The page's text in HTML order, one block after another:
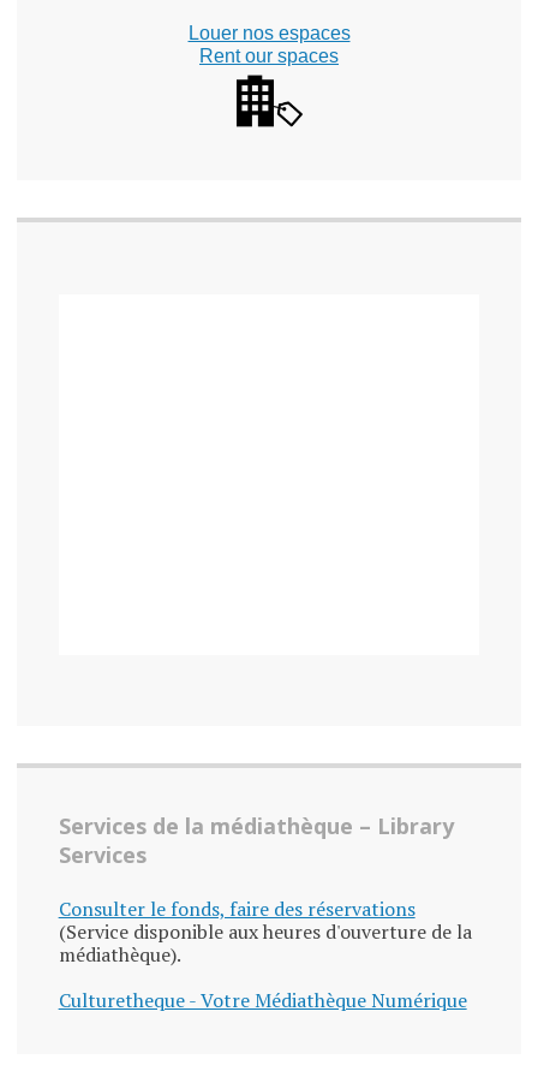
Louer nos espaces
Rent our spaces
Services de la médiathèque – Library
Services
Consulter le fonds, faire des réservations
(Service disponible aux heures d'ouverture de la
médiathèque).
Culturetheque - Votre Médiathèque Numérique